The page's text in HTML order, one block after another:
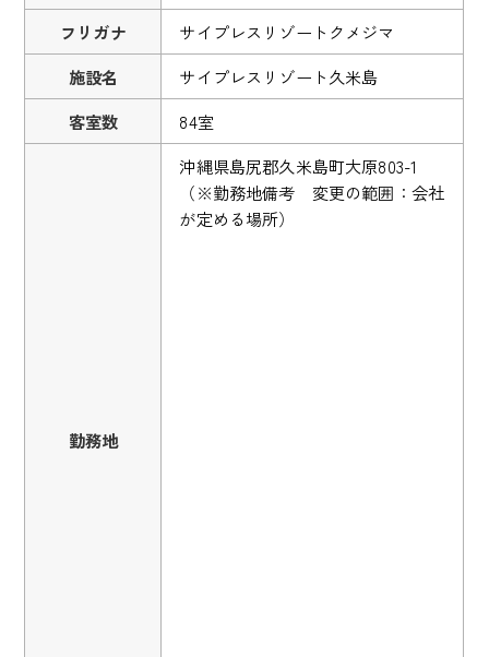
フリガナ
サイプレスリゾートクメジマ
施設名
サイプレスリゾート久米島
客室数
84室
勤務地
沖縄県島尻郡久米島町大原803-1
（※勤務地備考 変更の範囲：会社
が定める場所）